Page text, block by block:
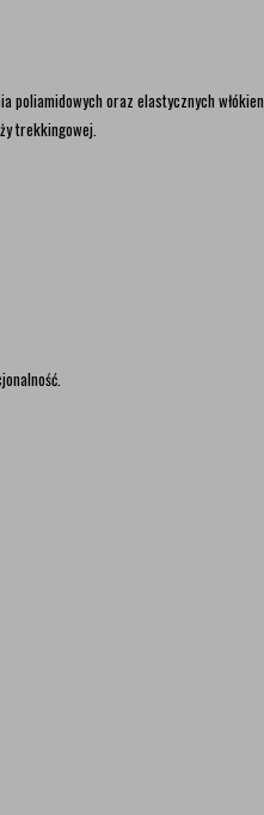
poliamidowych oraz elastycznych włókien
trekkingowej.